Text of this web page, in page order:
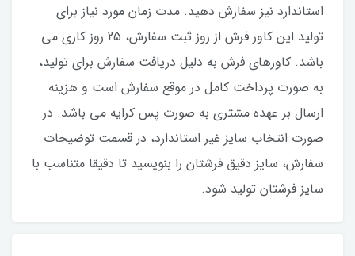
استاندارد نیز سفارش دهید. مدت زمان مورد نیاز برای
تولید این کاور فرش از روز ثبت سفارش، 25 روز کاری می
باشد. کاورهای فرش به دلیل دریافت سفارش برای تولید،
به صورت پرداخت کامل در موقع سفارش است و هزینه
ارسال بر عهده مشتری به صورت پس کرایه می باشد. در
صورت انتخاب سایز غیر استاندارد، در قسمت توضیحات
سفارش، سایز دقیق فرشتان را بنویسید تا دقیقا متناسب با
سایز فرشتان تولید شود.